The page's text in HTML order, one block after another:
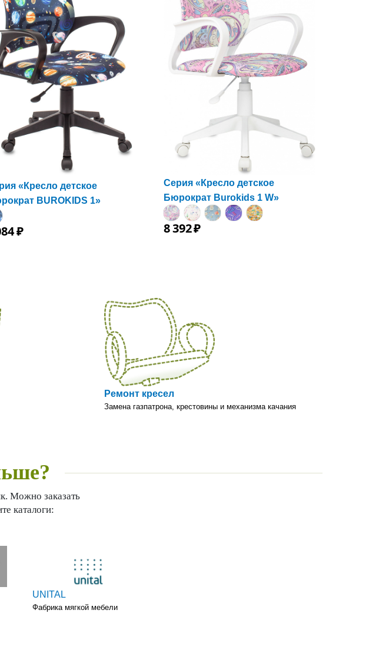
«Кресло детское
BUROKIDS 1»
₽
Серия «Кресло детское
Бюрократ Burokids 1 W»
8392₽
Ремонт кресел
Замена газпатрона, крестовины и механизма качания
Можно заказать
каталоги:
UNITAL
Фабрика мягкой мебели